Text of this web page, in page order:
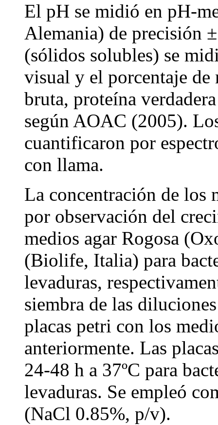
El pH se midió en pH-
Alemania) de precisión
(sólidos solubles) se
visual y el porcentaje de
bruta, proteína
según AOAC (2005).
cuantificaron por
con llama.
La concentración de los
por observación del
medios agar Rogosa
(Biolife, Italia) para
levaduras,
siembra de las
placas petri con los
anteriormente. Las
24-48 h a 37ºC para
levaduras. Se empleó
(NaCl 0.85%, p/v).